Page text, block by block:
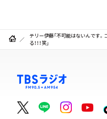
テリー伊藤「不可能はないんです。
る！！！笑」